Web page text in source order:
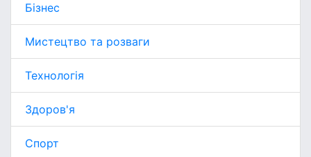
Бізнес
Мистецтво та розваги
Технологія
Здоров'я
Спорт